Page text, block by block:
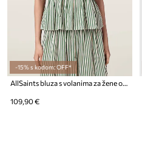
-15% s kodom: OFF*
AllSaints bluza s volanima za žene od pamuka KALI
109,90 €